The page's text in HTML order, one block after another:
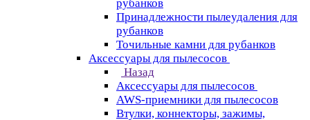
рубанков
Принадлежности пылеудаления для
рубанков
Точильные камни для рубанков
Аксессуары для пылесосов
Назад
Аксессуары для пылесосов
AWS-приемники для пылесосов
Втулки, коннекторы, зажимы,